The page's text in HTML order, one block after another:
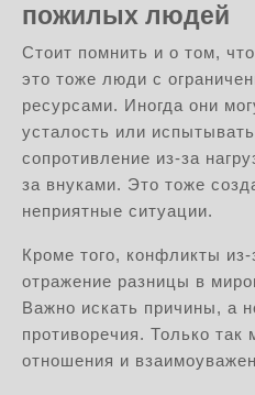
пожилых людей
Стоит помнить и о том,
это тоже люди с
ресурсами. Иногда они
усталость или
сопротивление из-за
за внуками. Это тоже
неприятные ситуации.
Кроме того, конфликты
отражение разницы в
Важно искать причины, а
противоречия. Только
отношения и